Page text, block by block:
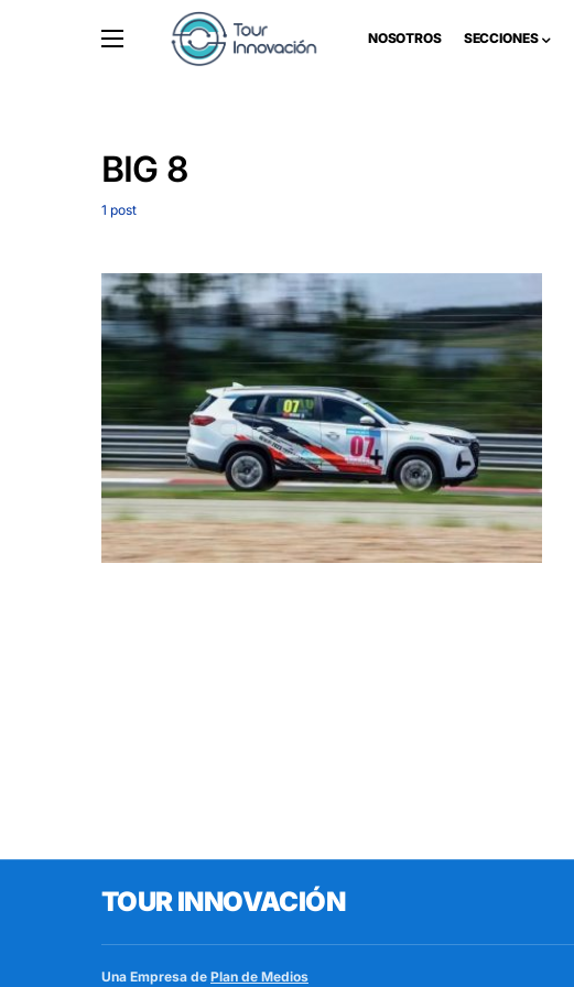
NOSOTROS SECCIONES
BIG 8
1 post
TOUR INNOVACIÓN
Una Empresa de Plan de Medios